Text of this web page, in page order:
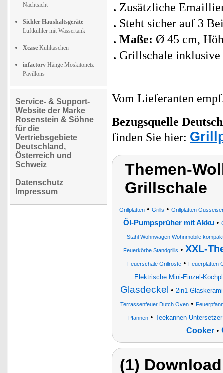
Nachtsicht
Sichler Haushaltsgeräte
Luftkühler mit Wassertank
Xcase Kühltaschen
infactory Hänge Moskitonetz
Pavillons
Service- & Support-
Website der Marke
Rosenstein & Söhne
für die
Vertriebsgebiete
Deutschland,
Österreich und
Schweiz
Datenschutz
Impressum
Zusätzliche
Steht sicher auf 3
Maße: Ø 45 cm,
Grillschale inklusive
Vom Lieferanten
Bezugsquelle
finden Sie hier:
Themen-
Grillschale
Grillplatten • Grills • Grillplatten
Öl-Pumpsprüher mit Akku •
Stahl Wohnwagen Wohnmobile
Feuerkörbe Standgrills • XXL-
Feuerschale Grillroste • Feuerplatten
Elektrische Mini-Einzel-
Glasdeckel • 2in1-
Terrassenfeuer Dutch Oven •
Pfannen • Teekannen-
Cooker•
(1)